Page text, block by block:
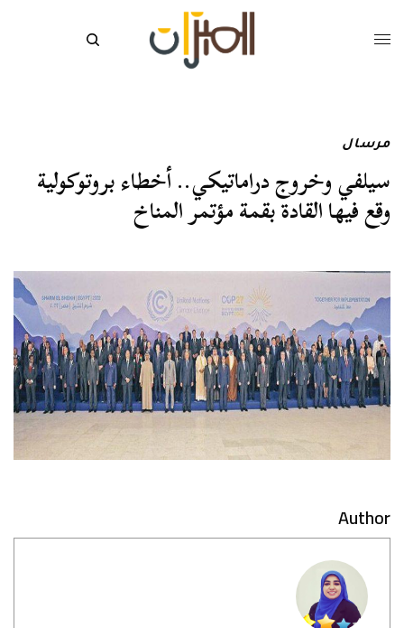
مرسال
سيلفي وخروج دراماتيكي.. أخطاء بروتوكولية
وقع فيها القادة بقمة مؤتمر المناخ
Author